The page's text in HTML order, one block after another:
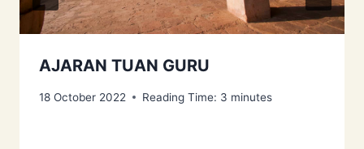
AJARAN TUAN GURU
18 October 2022 Reading Time: 3 minutes